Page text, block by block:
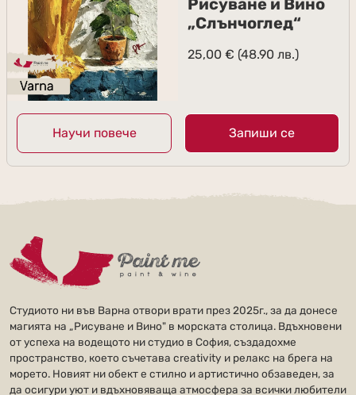
Рисуване и Вино
„Слънчоглед“
25,00 € (48.90 лв.)
Научи повече Запиши се
Студиото ни във Варна отвори врати през 2025г., за да донесе
магията на „Рисуване и Вино" в морската столица. Вдъхновени
от успеха на водещото ни студио в София, създадохме
пространство, което съчетава creativity и релакс на брега на
морето. Новият ни обект е стилно и артистично обзаведен, за
да осигури уют и вдъхновяваща атмосфера за всички любители